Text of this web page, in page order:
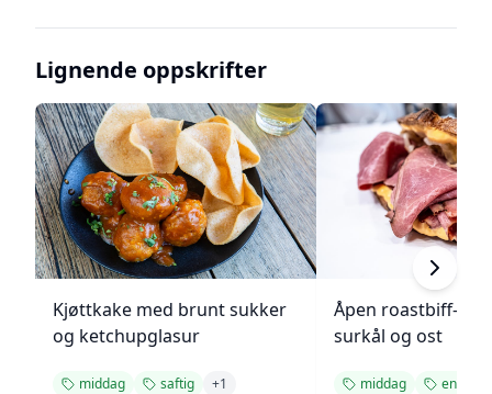
Lignende oppskrifter
Kjøttkake med brunt sukker
og ketchupglasur
middag saftig +1
Åpen roastbiff-
surkål og ost
middag enkel